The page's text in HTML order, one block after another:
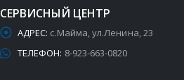
СЕРВИСНЫЙ ЦЕНТР
АДРЕС: с.Майма, ул.Ленина, 23
ТЕЛЕФОН: 8-923-663-0820